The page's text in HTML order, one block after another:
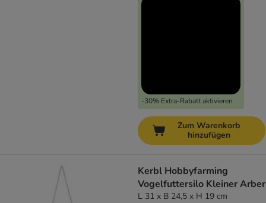
-30% Extra-Rabatt aktivieren
Zum Warenkorb
hinzufügen
Kerbl Hobbyfarming
Vogelfuttersilo Kleiner Arber
L 31 x B 24,5 x H 19 cm